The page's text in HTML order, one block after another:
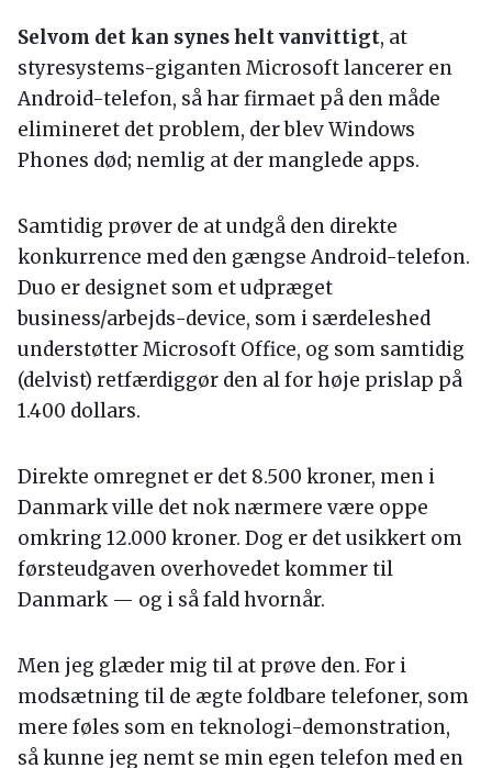
Selvom det kan synes helt vanvittigt, at
styresystems-giganten Microsoft lancerer en
Android-telefon, så har firmaet på den måde
elimineret det problem, der blev Windows
Phones død; nemlig at der manglede apps.
Samtidig prøver de at undgå den direkte
konkurrence med den gængse Android-telefon.
Duo er designet som et udpræget
business/arbejds-device, som i særdeleshed
understøtter Microsoft Office, og som samtidig
(delvist) retfærdiggør den al for høje prislap på
1.400 dollars.
Direkte omregnet er det 8.500 kroner, men i
Danmark ville det nok nærmere være oppe
omkring 12.000 kroner. Dog er det usikkert om
førsteudgaven overhovedet kommer til
Danmark — og i så fald hvornår.
Men jeg glæder mig til at prøve den. For i
modsætning til de ægte foldbare telefoner, som
mere føles som en teknologi-demonstration,
så kunne jeg nemt se min egen telefon med en